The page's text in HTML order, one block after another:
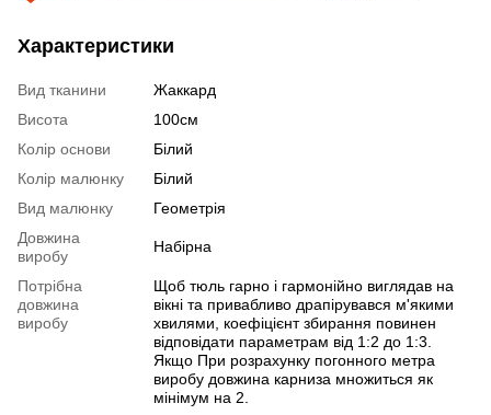
Характеристики
Вид тканини
Жаккард
Висота
100см
Колір основи
Білий
Колір малюнку
Білий
Вид малюнку
Геометрія
Довжина
виробу
Набірна
Потрібна
довжина
виробу
Щоб тюль гарно і гармонійно виглядав на
вікні та привабливо драпірувався м'якими
хвилями, коефіцієнт збирання повинен
відповідати параметрам від 1:2 до 1:3.
Якщо При розрахунку погонного метра
виробу довжина карниза множиться як
мінімум на 2.